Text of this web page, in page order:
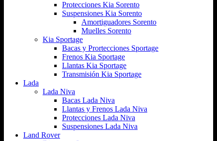
Protecciones Kia Sorento
Suspensiones Kia Sorento
Amortiguadores Sorento
Muelles Sorento
Kia Sportage
Bacas y Prortecciones Sportage
Frenos Kia Sportage
Llantas Kia Sportage
Transmisión Kia Sportage
Lada
Lada Niva
Bacas Lada Niva
Llantas y Frenos Lada Niva
Protecciones Lada Niva
Suspensiones Lada Niva
Land Rover